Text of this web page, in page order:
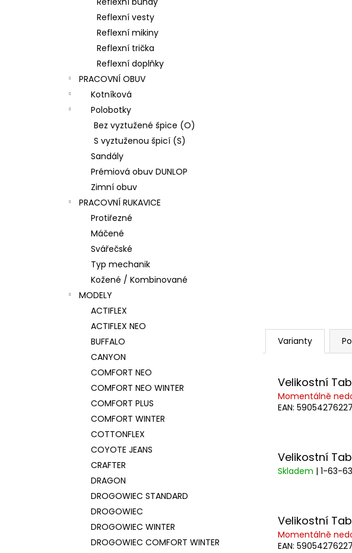
Reflexní vesty
Reflexní mikiny
Reflexní trička
Reflexní doplňky
PRACOVNÍ OBUV
Kotníková
Polobotky
Bez vyztužené špice (O)
S vyztuženou špicí (S)
Sandály
Prémiová obuv DUNLOP
Zimní obuv
PRACOVNÍ RUKAVICE
Protiřezné
Máčené
Svářečské
Typ mechanik
Kožené / Kombinované
MODELY
ACTIFLEX
ACTIFLEX NEO
BUFFALO
CANYON
COMFORT NEO
COMFORT NEO WINTER
COMFORT PLUS
COMFORT WINTER
COTTONFLEX
COYOTE JEANS
CRAFTER
DRAGON
DROGOWIEC STANDARD
DROGOWIEC
DROGOWIEC WINTER
DROGOWIEC COMFORT WINTER
Varianty
Velikostní
Momentálně
EAN:
Velikostní
Skladem | 1-63-
Velikostní
Momentálně
EAN: